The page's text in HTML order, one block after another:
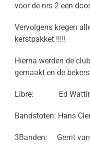
voor de nrs 2 een
Vervolgens kregen
kerstpakket !!!!!
Hierna werden de
gemaakt en de
Libre: Ed
Bandstoten: Hans
3Banden: Gerrit van